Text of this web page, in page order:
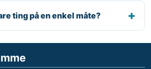
ting på en enkel måte?